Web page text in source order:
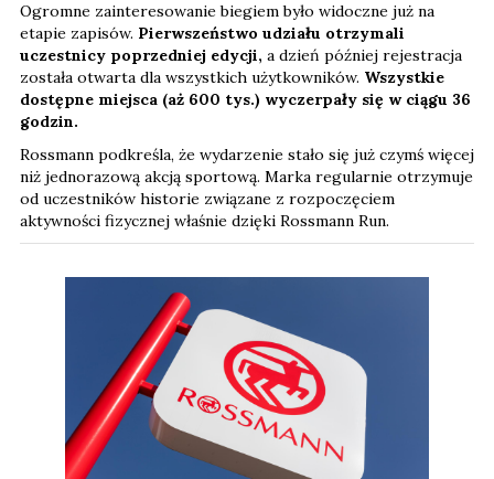
Ogromne zainteresowanie biegiem było widoczne już na
etapie zapisów. Pierwszeństwo udziału otrzymali
uczestnicy poprzedniej edycji, a dzień później rejestracja
została otwarta dla wszystkich użytkowników. Wszystkie
dostępne miejsca (aż 600 tys.) wyczerpały się w ciągu 36
godzin.
Rossmann podkreśla, że wydarzenie stało się już czymś więcej
niż jednorazową akcją sportową. Marka regularnie otrzymuje
od uczestników historie związane z rozpoczęciem
aktywności fizycznej właśnie dzięki Rossmann Run.